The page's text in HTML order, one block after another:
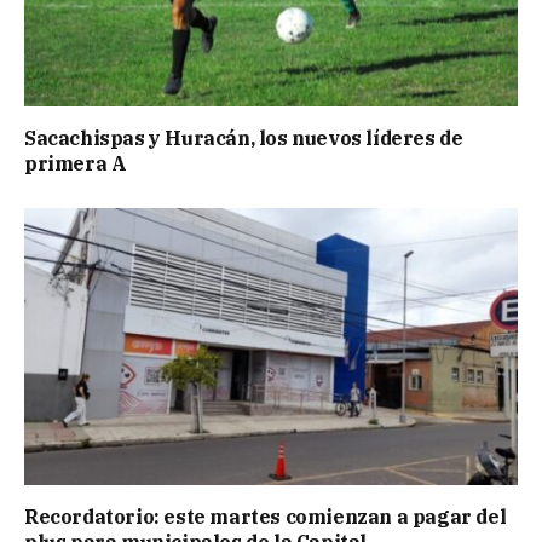
Sacachispas y Huracán, los nuevos líderes de
primera A
Recordatorio: este martes comienzan a pagar del